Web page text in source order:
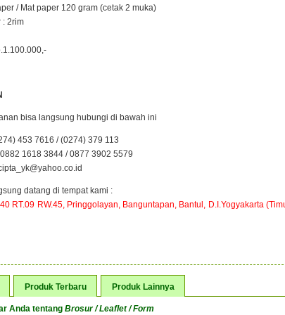
/ Mat paper 120 gram (cetak 2 muka)
: 2rim
bisa langsung hubungi di bawah ini
453 7616 / (0274) 379 113
1618 3844 / 0877 3902 5579
datang di tempat kami :
RT.09 RW.45, Pringgolayan, Banguntapan, Bantul, D.I.Yogyakarta
Produk Terbaru Produk Lainnya
Anda tentang Brosur / Leaflet / Form